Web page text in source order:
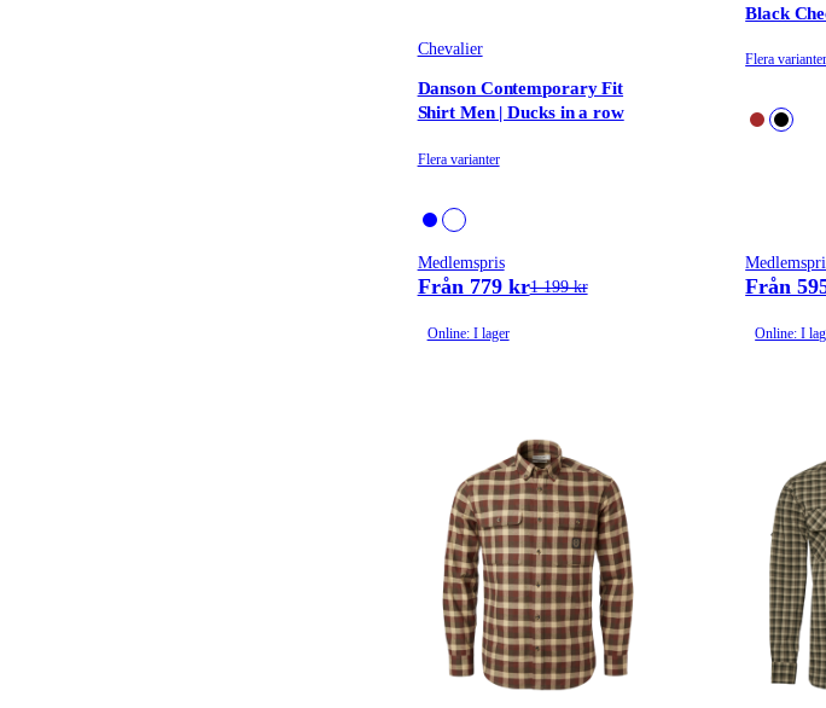
Chevalier
Danson Contemporary Fit
Shirt Men | Ducks in a row
Flera varianter
Medlemspris
Från 779 kr1 199 kr
Online: I lager
Black
Flera varianter
Från
Online: I